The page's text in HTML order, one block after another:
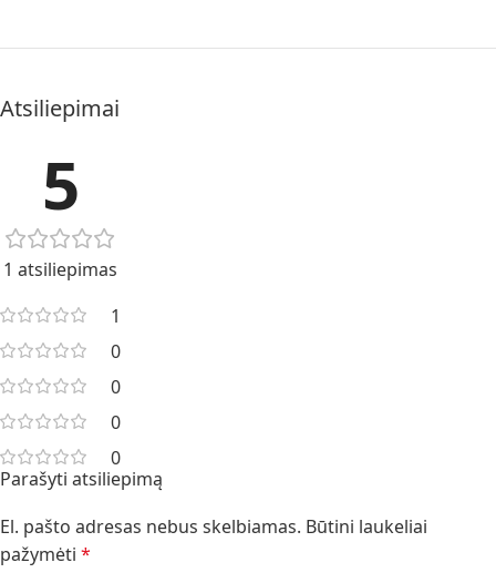
Atsiliepimai
5
1 atsiliepimas
1
0
0
0
0
Parašyti atsiliepimą
El. pašto adresas nebus skelbiamas. Būtini laukeliai
pažymėti *